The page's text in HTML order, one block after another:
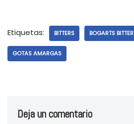
Etiquetas: BITTERS BOGARTS BITTER
GOTAS AMARGAS
Deja un comentario